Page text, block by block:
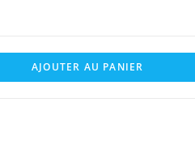
AJOUTER AU PANIER